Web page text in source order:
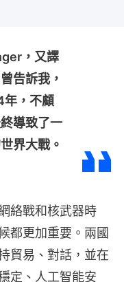
，又譯
告訴我，
年，不顧
導致了一
界大戰。
絡戰和核武器時
都更加重要。兩國
貿易、對話，並在
定、人工智能安